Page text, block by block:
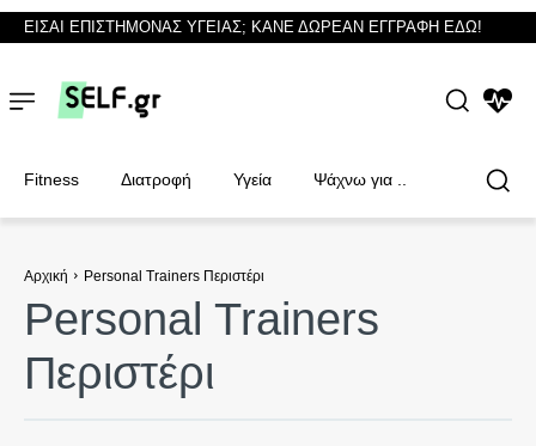
Φυσικοθεραπευτές
Φυσικοθεραπευτές
ΕΙΣΑΙ ΕΠΙΣΤΗΜΟΝΑΣ ΥΓΕΙΑΣ; ΚΑΝΕ ΔΩΡΕΑΝ ΕΓΓΡΑΦΗ ΕΔΩ!
Fitness Διατροφή Υγεία Ψάχνω για ..
Αρχική Personal Trainers Περιστέρι
Personal Trainers
Περιστέρι